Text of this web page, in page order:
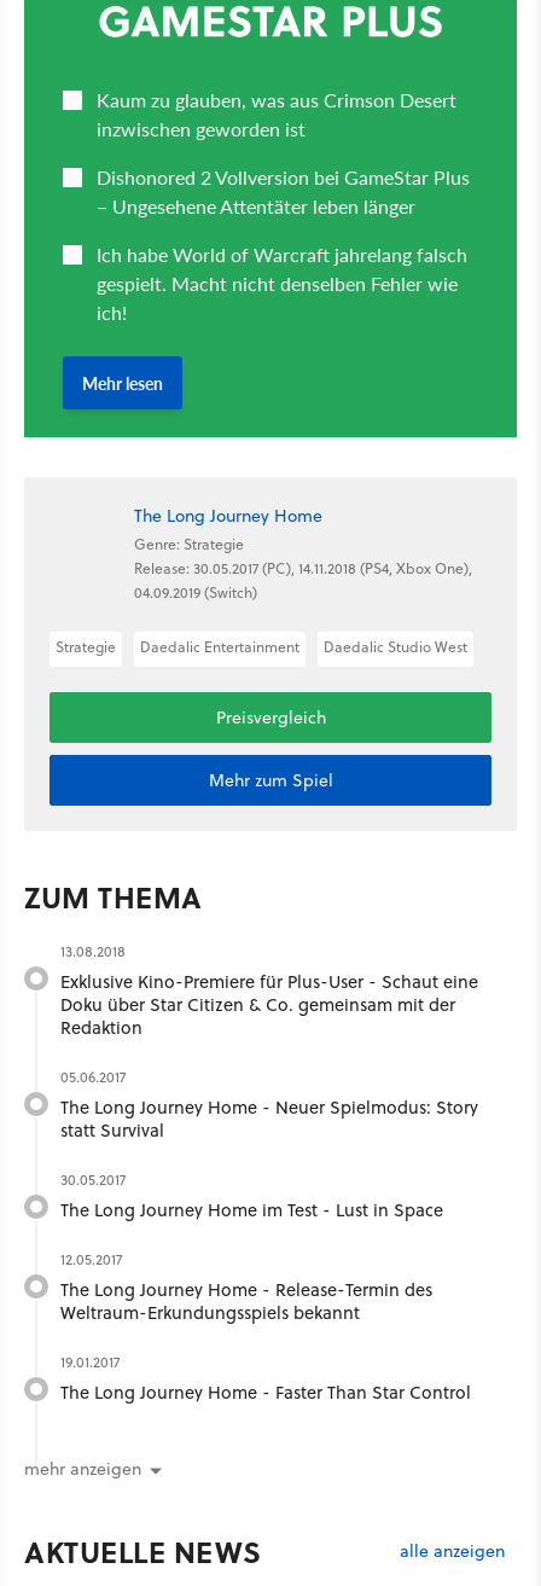
The Long Journey Home
Genre: Strategie
Release: 30.05.2017 (PC), 14.11.2018 (PS4, Xbox One),
04.09.2019 (Switch)
Strategie Daedalic Entertainment Daedalic Studio West
Preisvergleich
Mehr zum Spiel
ZUM THEMA
13.08.2018
Exklusive Kino-Premiere für Plus-User - Schaut eine
Doku über Star Citizen & Co. gemeinsam mit der
Redaktion
05.06.2017
The Long Journey Home - Neuer Spielmodus: Story
statt Survival
30.05.2017
The Long Journey Home im Test - Lust in Space
12.05.2017
The Long Journey Home - Release-Termin des
Weltraum-Erkundungsspiels bekannt
19.01.2017
The Long Journey Home - Faster Than Star Control
mehr anzeigen
AKTUELLE NEWS alle anzeigen